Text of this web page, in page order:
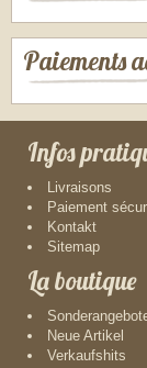
Paiements
Infos
Livraisons
Paiement
Kontakt
Sitemap
La boutique
Neue Artikel
Verkaufshits